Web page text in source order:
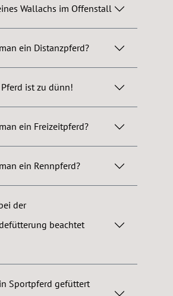
Wallachs im Offenstall
ein Distanzpferd?
ist zu dünn!
ein Freizeitpferd?
ein Rennpferd?
der
beachtet
Sportpferd gefüttert